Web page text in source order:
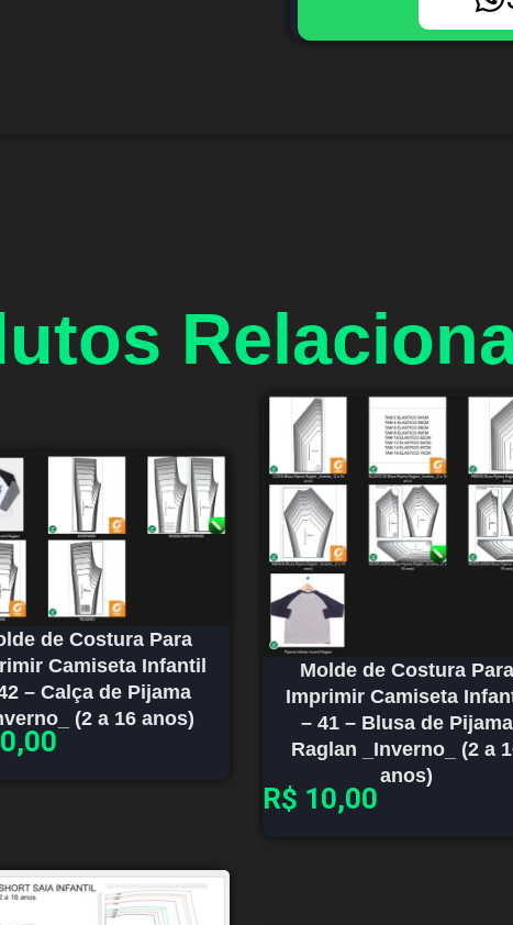
de Costura Para
Camiseta Infantil
– Calça de Pijama
(2 a 16 anos)
Molde de Costura Para
Imprimir Camiseta
– 41 – Blusa de Pijama
Raglan _Inverno_ (2 a
anos)
R$ 10,00